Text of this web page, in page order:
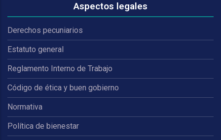
Aspectos legales
Derechos pecuniarios
Estatuto general
Reglamento Interno de Trabajo
Código de ética y buen gobierno
Normativa
Política de bienestar